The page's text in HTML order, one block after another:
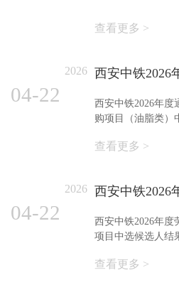
查看更多 >
2026
04-22
西安中铁2026年度
购项目（油脂类）
查看更多 >
2026
04-22
西安中铁2026年度
项目中选候选人结
查看更多 >